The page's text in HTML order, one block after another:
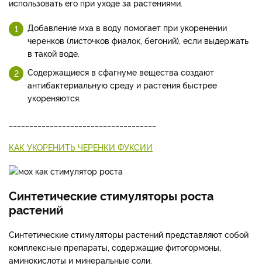
использовать его при уходе за растениями.
Добавление мха в воду помогает при укоренении
черенков (листочков фиалок, бегоний), если выдержать
в такой воде.
Содержащиеся в сфагнуме вещества создают
антибактериальную среду и растения быстрее
укореняются.
КАК УКОРЕНИТЬ ЧЕРЕНКИ ФУКСИИ
Синтетические стимуляторы роста
растений
Синтетические стимуляторы растений представляют собой
комплексные препараты, содержащие фитогормоны,
аминокислоты и минеральные соли.